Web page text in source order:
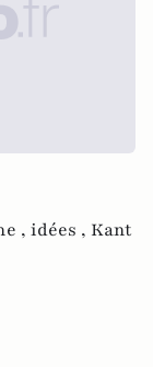
, idées , Kant